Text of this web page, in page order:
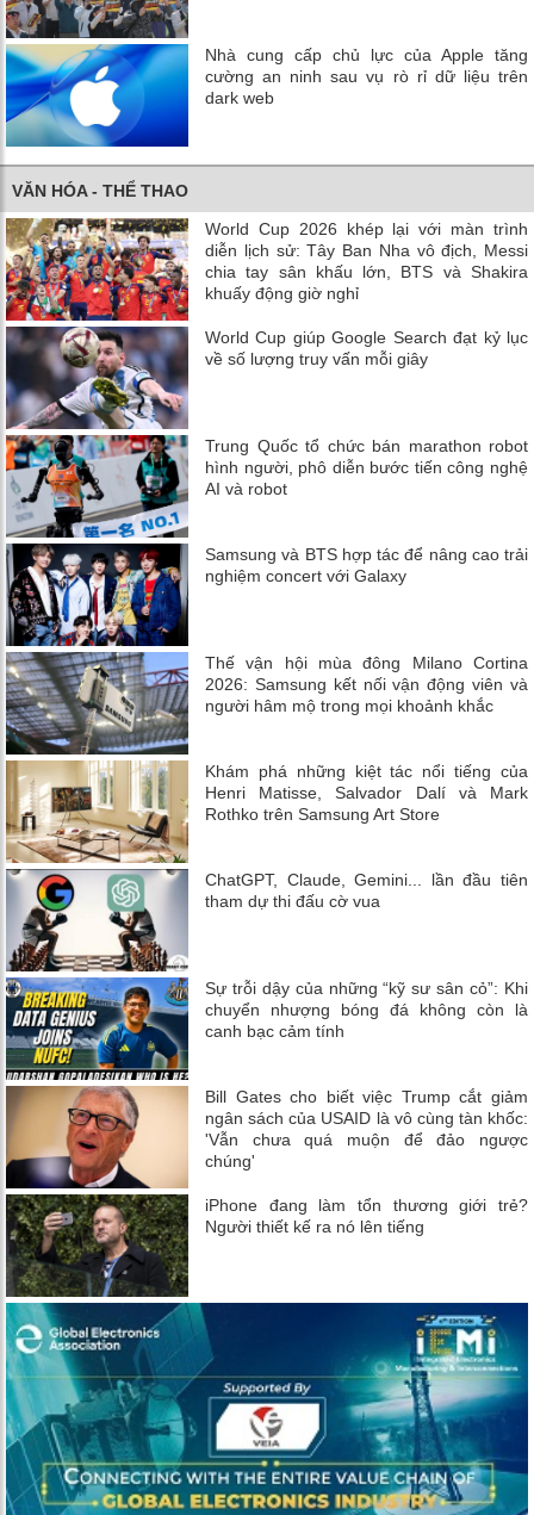
Nhà cung cấp chủ lực của Apple tăng
cường an ninh sau vụ rò rỉ dữ liệu trên
dark web
VĂN HÓA - THỂ THAO
World Cup 2026 khép lại với màn trình
diễn lịch sử: Tây Ban Nha vô địch, Messi
chia tay sân khấu lớn, BTS và Shakira
khuấy động giờ nghỉ
World Cup giúp Google Search đạt kỷ lục
về số lượng truy vấn mỗi giây
Trung Quốc tổ chức bán marathon robot
hình người, phô diễn bước tiến công nghệ
AI và robot
Samsung và BTS hợp tác để nâng cao trải
nghiệm concert với Galaxy
Thế vận hội mùa đông Milano Cortina
2026: Samsung kết nối vận động viên và
người hâm mộ trong mọi khoảnh khắc
Khám phá những kiệt tác nổi tiếng của
Henri Matisse, Salvador Dalí và Mark
Rothko trên Samsung Art Store
ChatGPT, Claude, Gemini... lần đầu tiên
tham dự thi đấu cờ vua
Sự trỗi dậy của những “kỹ sư sân cỏ”: Khi
chuyển nhượng bóng đá không còn là
canh bạc cảm tính
Bill Gates cho biết việc Trump cắt giảm
ngân sách của USAID là vô cùng tàn khốc:
'Vẫn chưa quá muộn để đảo ngược
chúng'
iPhone đang làm tổn thương giới trẻ?
Người thiết kế ra nó lên tiếng